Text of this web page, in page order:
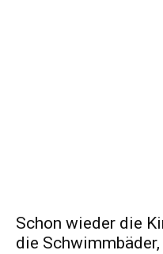
Schon wieder die
die Schwimmbäder,